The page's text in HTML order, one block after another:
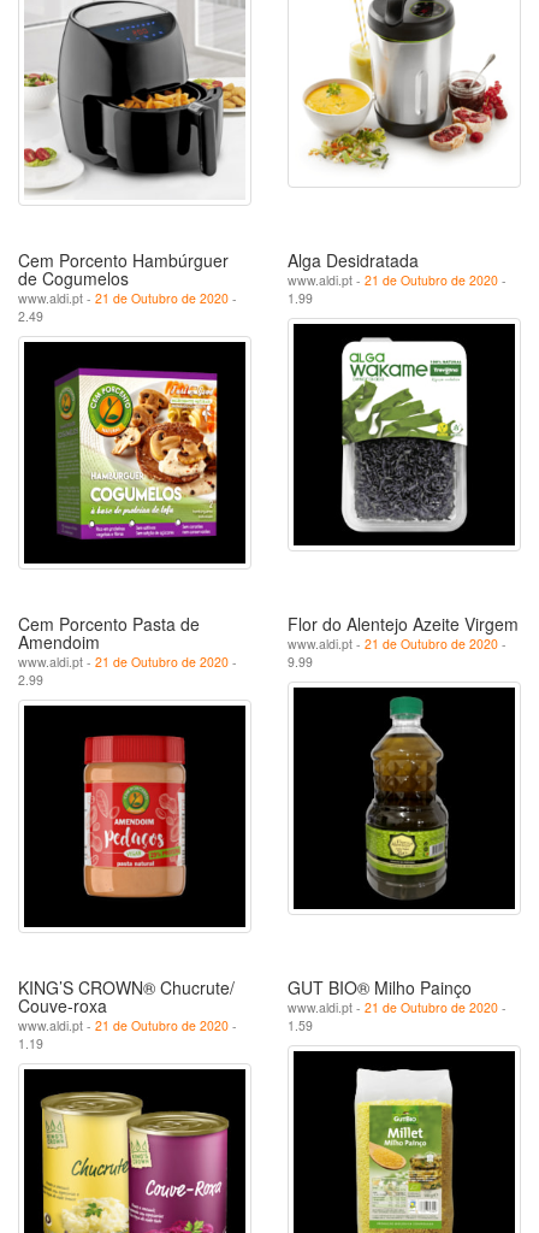
Cem Porcento Hambúrguer
de Cogumelos
www.aldi.pt - 21 de Outubro de 2020 -
2.49
Alga Desidratada
www.aldi.pt - 21 de Outubro de 2020 -
1.99
Cem Porcento Pasta de
Amendoim
www.aldi.pt - 21 de Outubro de 2020 -
2.99
Flor do Alentejo Azeite Virgem
www.aldi.pt - 21 de Outubro de 2020 -
9.99
KING’S CROWN® Chucrute/
Couve-roxa
www.aldi.pt - 21 de Outubro de 2020 -
1.19
GUT BIO® Milho Painço
www.aldi.pt - 21 de Outubro de 2020 -
1.59